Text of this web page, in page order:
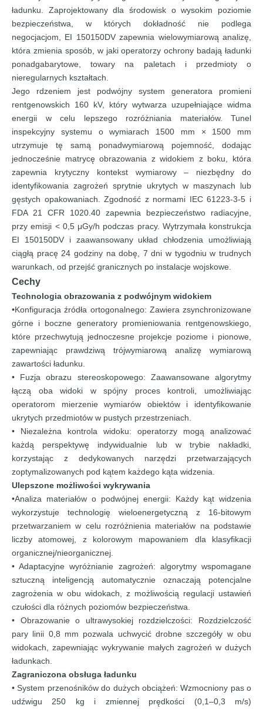
ładunku. Zaprojektowany dla środowisk o wysokim poziomie
bezpieczeństwa, w których dokładność nie podlega
negocjacjom, EI 150150DV zapewnia wielowymiarową analizę,
która zmienia sposób, w jaki operatorzy ochrony badają ładunki
ponadgabarytowe, towary na paletach i przedmioty o
nieregularnych kształtach.
Jego rdzeniem jest podwójny system generatora promieni
rentgenowskich 160 kV, który wytwarza uzupełniające widma
energii w celu lepszego rozróżniania materiałów. Tunel
inspekcyjny systemu o wymiarach 1500 mm × 1500 mm
utrzymuje tę samą ponadwymiarową pojemność, dodając
jednocześnie matrycę obrazowania z widokiem z boku, która
zapewnia krytyczny kontekst wymiarowy – niezbędny do
identyfikowania zagrożeń sprytnie ukrytych w maszynach lub
gęstych opakowaniach. Zgodność z normami IEC 61223-3-5 i
FDA 21 CFR 1020.40 zapewnia bezpieczeństwo radiacyjne,
przy emisji < 0,5 μGy/h podczas pracy. Wytrzymała konstrukcja
EI 150150DV i zaawansowany układ chłodzenia umożliwiają
ciągłą pracę 24 godziny na dobę, 7 dni w tygodniu w trudnych
warunkach, od przejść granicznych po instalacje wojskowe.
Cechy
Technologia obrazowania z podwójnym widokiem
•Konfiguracja źródła ortogonalnego: Zawiera zsynchronizowane
górne i boczne generatory promieniowania rentgenowskiego,
które przechwytują jednoczesne projekcje poziome i pionowe,
zapewniając prawdziwą trójwymiarową analizę wymiarową
zawartości ładunku.
• Fuzja obrazu stereoskopowego: Zaawansowane algorytmy
łączą oba widoki w spójny proces kontroli, umożliwiając
operatorom mierzenie wymiarów obiektów i identyfikowanie
ukrytych przedmiotów w pustych przestrzeniach.
• Niezależna kontrola widoku: operatorzy mogą analizować
każdą perspektywę indywidualnie lub w trybie nakładki,
korzystając z dedykowanych narzędzi przetwarzających
zoptymalizowanych pod kątem każdego kąta widzenia.
Ulepszone możliwości wykrywania
•Analiza materiałów o podwójnej energii: Każdy kąt widzenia
wykorzystuje technologię wieloenergetyczną z 16-bitowym
przetwarzaniem w celu rozróżnienia materiałów na podstawie
liczby atomowej, z kolorowym mapowaniem dla klasyfikacji
organicznej/nieorganicznej.
• Adaptacyjne wyróżnianie zagrożeń: algorytmy wspomagane
sztuczną inteligencją automatycznie oznaczają potencjalne
zagrożenia w obu widokach, z możliwością regulacji ustawień
czułości dla różnych poziomów bezpieczeństwa.
• Obrazowanie o ultrawysokiej rozdzielczości: Rozdzielczość
pary linii 0,8 mm pozwala uchwycić drobne szczegóły w obu
widokach, zapewniając wykrywanie małych zagrożeń w dużych
ładunkach.
Zagraniczona obsługa ładunku
• System przenośników do dużych obciążeń: Wzmocniony pas o
udźwigu 250 kg i zmiennej prędkości (0,1–0,3 m/s)